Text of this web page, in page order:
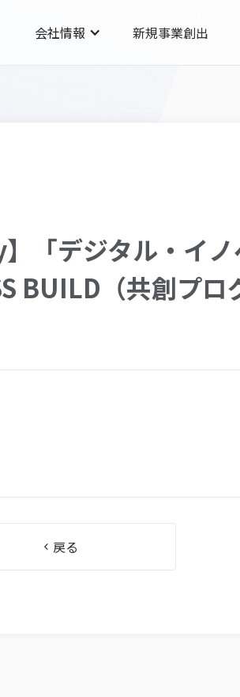
会社情報 新規事業創出
「デジタル・イ
BUILD（共創プロ
戻る